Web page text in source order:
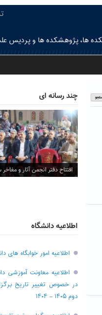
ها، پژوهشکده ها و پردیس
چند رسانه ای
افتتاح دفتر انجمن آثار و مفاخر
اطلاعیه دانشگاه
اطلاعیه امور خوابگاه های
اطلاعیه معاونت آموزشی
در خصوص تغییر تاریخ
دوم ۱۴۰۵ – ۱۴۰۴